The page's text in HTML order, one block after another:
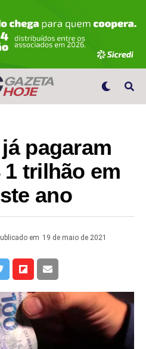
pagaram
1 trilhão em
ano
em 19 de maio de 2021